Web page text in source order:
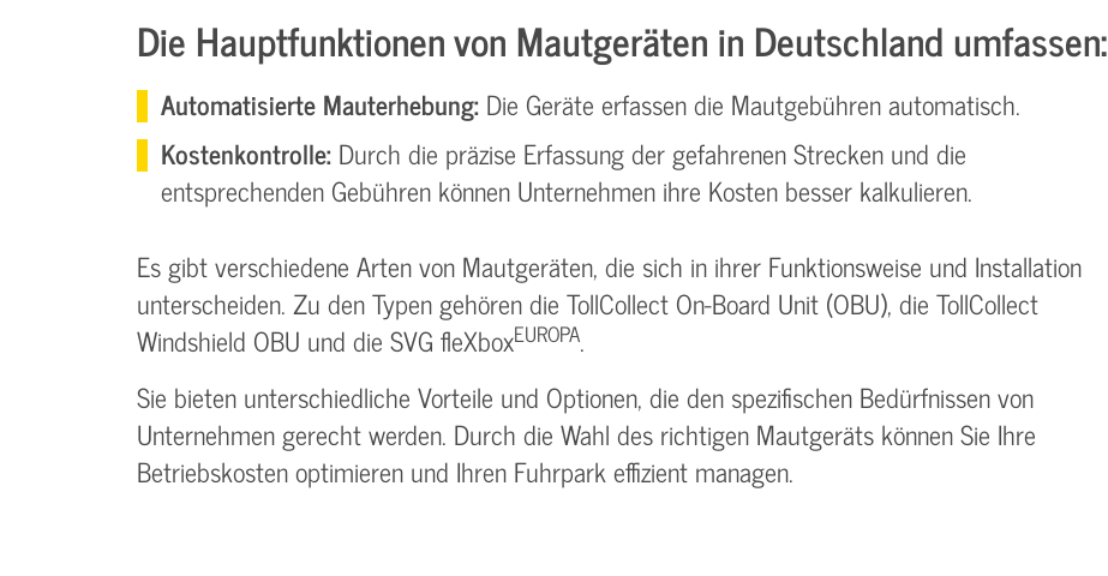
Die Hauptfunktionen von Mautgeräten in Deutschland umfassen:
Automatisierte Mauterhebung:Die Geräte erfassen die Mautgebühren automatisch.
Kostenkontrolle:Durch die präzise Erfassung der gefahrenen Strecken und die
entsprechenden Gebühren können Unternehmen ihre Kosten besser kalkulieren.
Es gibt verschiedene Arten von Mautgeräten, die sich in ihrer Funktionsweise und Installation
unterscheiden. Zu den Typen gehören die TollCollect On-Board Unit (OBU), die TollCollect
Windshield OBU und die SVG fleXboxEUROPA.
Sie bieten unterschiedliche Vorteile und Optionen, die den spezifischen Bedürfnissen von
Unternehmen gerecht werden. Durch die Wahl des richtigen Mautgeräts können Sie Ihre
Betriebskosten optimieren und Ihren Fuhrpark effizient managen.